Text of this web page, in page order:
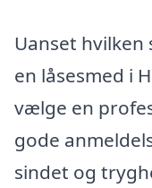
Uanset
en låsesmed i
vælge en
gode
sindet og